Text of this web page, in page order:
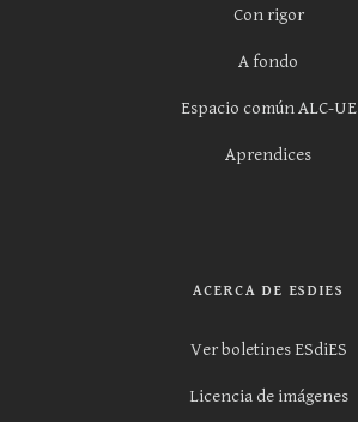
Con rigor
A fondo
Espacio común ALC-UE
Aprendices
ACERCA DE ESDIES
Ver boletines ESdiES
Licencia de imágenes